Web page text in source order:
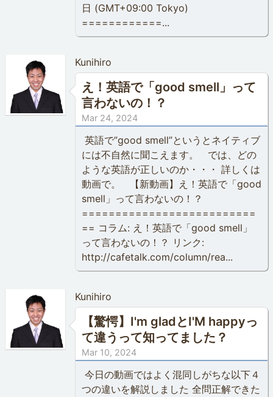
日 (GMT+09:00 Tokyo)
============...
Kunihiro
え！英語で「good smell」って
言わないの！？
Mar 24, 2024
英語で”good smell”というとネイティブ
には不自然に聞こえます。 では、どの
ような英語が正しいのか・・・ 詳しくは
動画で。 【新動画】え！英語で「good
smell」って言わないの！？
==========================
== コラム: え！英語で「good smell」
って言わないの！？ リンク:
http://cafetalk.com/column/rea...
Kunihiro
【驚愕】I'm gladとI'M happyっ
て違うって知ってました？
Mar 10, 2024
今日の動画ではよく混同しがちな以下４
つの違いを解説しました 全問正解できた